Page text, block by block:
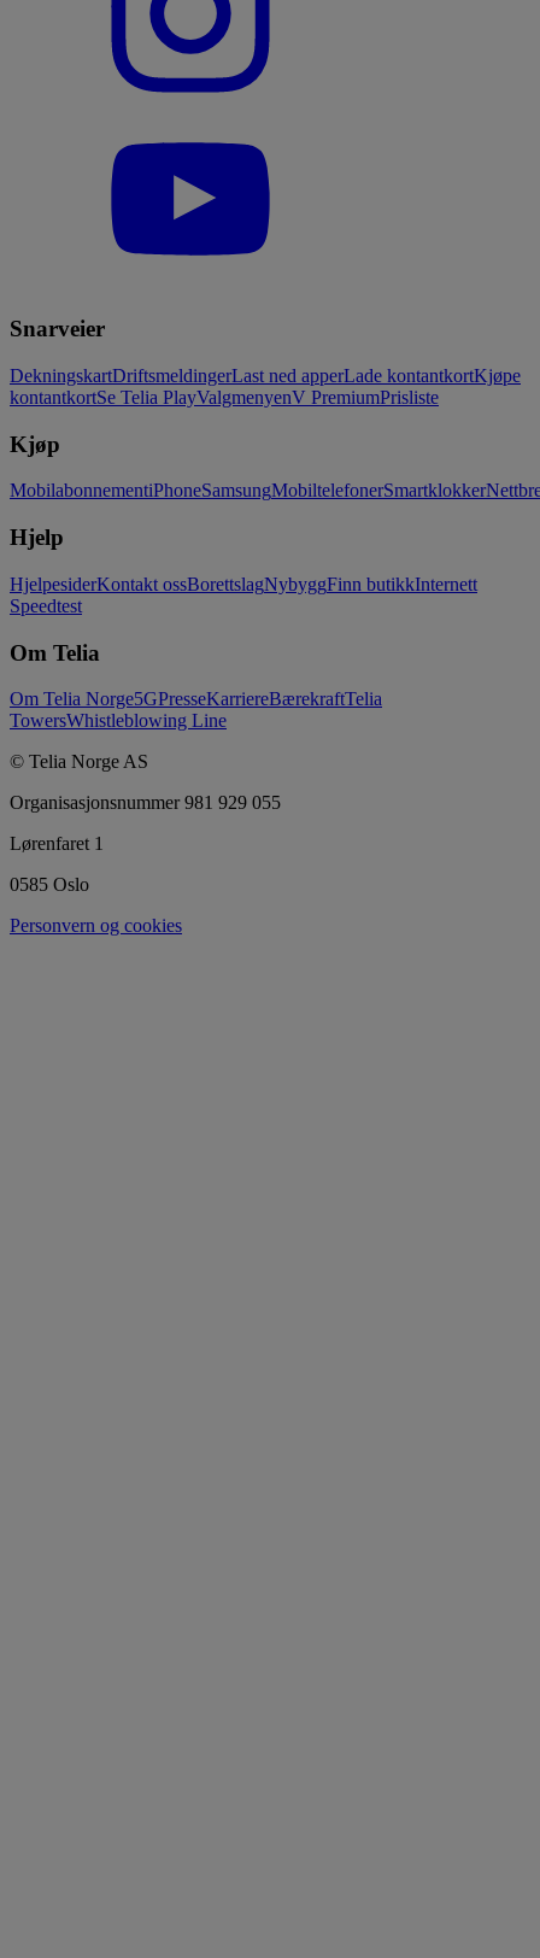
Snarveier
DekningskartDriftsmeldingerLast ned apperLade kontantkortKjøpe
kontantkortSe Telia PlayValgmenyenV PremiumPrisliste
Kjøp
MobilabonnementiPhoneSamsungMobiltelefonerSmartklokker
Hjelp
HjelpesiderKontakt ossBorettslagNybyggFinn butikkInternett
Speedtest
Om Telia
Om Telia Norge5GPresseKarriereBærekraftTelia
TowersWhistleblowing Line
© Telia Norge AS
Organisasjonsnummer 981 929 055
Lørenfaret 1
0585 Oslo
Personvern og cookies